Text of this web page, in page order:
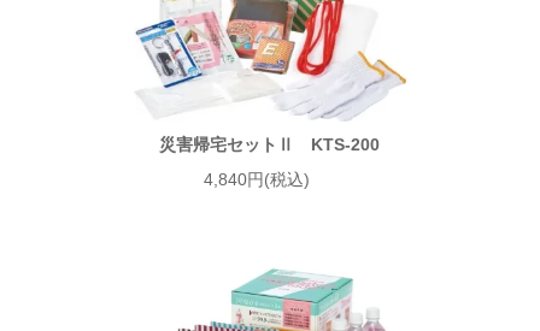
災害帰宅セットⅡ KTS-200
4,840円(税込)